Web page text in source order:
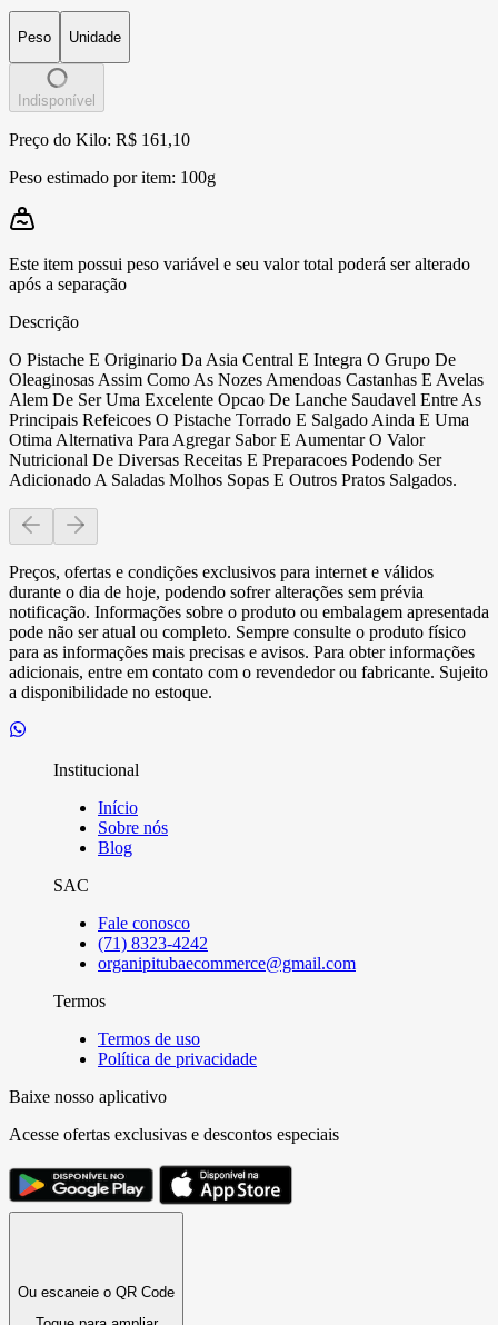
Peso Unidade
Indisponível
Preço do Kilo: R$ 161,10
Peso estimado por item: 100g
Este item possui peso variável e seu valor total poderá ser alterado
após a separação
Descrição
O Pistache E Originario Da Asia Central E Integra O Grupo De
Oleaginosas Assim Como As Nozes Amendoas Castanhas E Avelas
Alem De Ser Uma Excelente Opcao De Lanche Saudavel Entre As
Principais Refeicoes O Pistache Torrado E Salgado Ainda E Uma
Otima Alternativa Para Agregar Sabor E Aumentar O Valor
Nutricional De Diversas Receitas E Preparacoes Podendo Ser
Adicionado A Saladas Molhos Sopas E Outros Pratos Salgados.
Preços, ofertas e condições exclusivos para internet e válidos
durante o dia de hoje, podendo sofrer alterações sem prévia
notificação. Informações sobre o produto ou embalagem apresentada
pode não ser atual ou completo. Sempre consulte o produto físico
para as informações mais precisas e avisos. Para obter informações
adicionais, entre em contato com o revendedor ou fabricante. Sujeito
a disponibilidade no estoque.
Institucional
Início
Sobre nós
Blog
SAC
Fale conosco
(71) 8323-4242
organipitubaecommerce@gmail.com
Termos
Termos de uso
Política de privacidade
Baixe nosso aplicativo
Acesse ofertas exclusivas e descontos especiais
Ou escaneie o QR Code